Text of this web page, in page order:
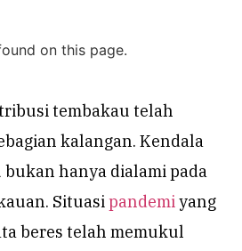
on this page.
tembakau telah
kalangan. Kendala
hanya dialami pada
Situasipandemiyang
beres telah memukul